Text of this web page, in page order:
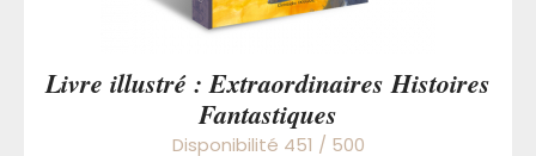
Livre illustré : Extraordinaires Histoires
Fantastiques
Disponibilité 451 / 500